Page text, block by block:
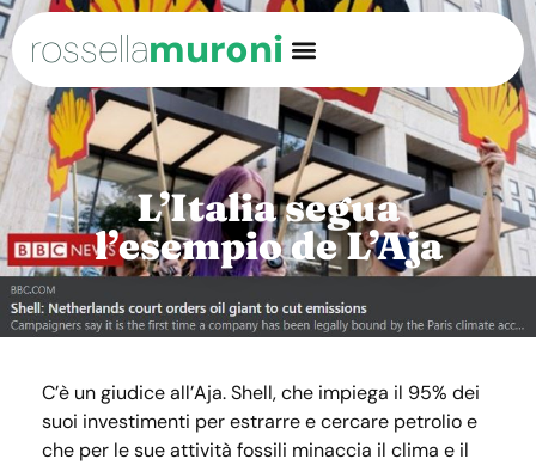
rossellamuroni
L’Italia segua
l’esempio de L’Aja
C’è un giudice all’Aja. Shell, che impiega il 95% dei
suoi investimenti per estrarre e cercare petrolio e
che per le sue attività fossili minaccia il clima e il